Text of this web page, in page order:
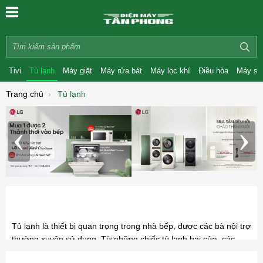
Tivi Tủ lạnh Máy giặt Máy rửa bát Máy lọc khí Điều hòa Máy
Trang chủ Tủ lạnh
‹ ›
Tủ lạnh là thiết bị quan trọng trong nhà bếp, được các bà nội trợ
thường xuyên sử dụng. Từ những chiếc tủ lạnh hai cửa, các